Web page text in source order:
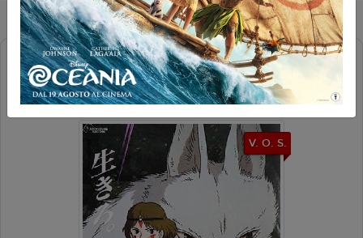
もののけ姫 (PRINCIPESSA
MONONOKE) V.O.S.
V. O. S.